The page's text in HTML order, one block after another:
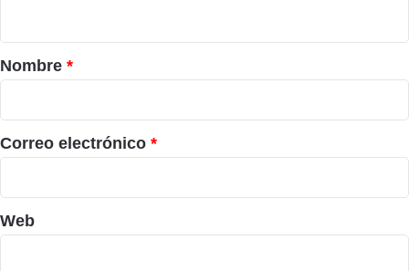
r
i
o
*
Nombre *
Correo electrónico *
Web